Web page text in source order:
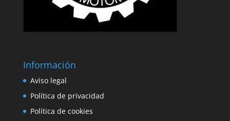
Información
Aviso legal
Política de privacidad
Política de cookies